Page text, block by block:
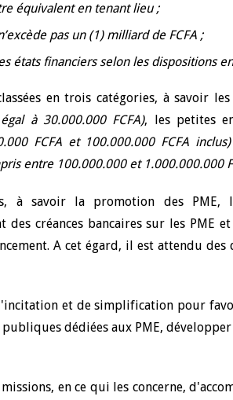
équivalent en tenant lieu ;
pas un (1) milliard de FCFA ;
états financiers selon les dispositions
en trois catégories, à savoir
à 30.000.000 FCFA), les petites
FCFA et 100.000.000 FCFA inclus)
entre 100.000.000 et 1.000.000.000
à savoir la promotion des PME,
des créances bancaires sur les PME
A cet égard, il est attendu des
et de simplification pour
dédiées aux PME,
en ce qui les concerne,